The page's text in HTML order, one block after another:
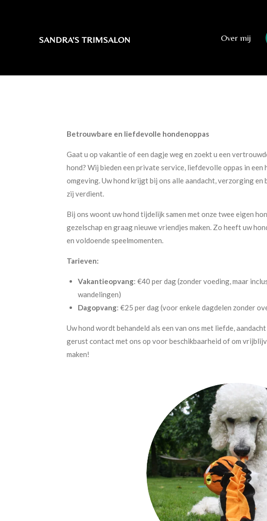
SANDRA'S TRIMSALON Over mij
Betrouwbare en liefdevolle hondenoppas
Gaat u op vakantie of een dagje weg en zoekt u een
hond? Wij bieden een private service, liefdevolle oppas in een
omgeving. Uw hond krijgt bij ons alle aandacht, verzorging en
zij verdient.
Bij ons woont uw hond tijdelijk samen met onze twee eigen
gezelschap en graag nieuwe vriendjes maken. Zo heeft uw
en voldoende speelmomenten.
Tarieven:
Vakantieopvang: €40 per dag (zonder voeding, maar
wandelingen)
Dagopvang: €25 per dag (voor enkele dagdelen zonder
Uw hond wordt behandeld als een van ons met liefde,
gerust contact met ons op voor beschikbaarheid of om
maken!